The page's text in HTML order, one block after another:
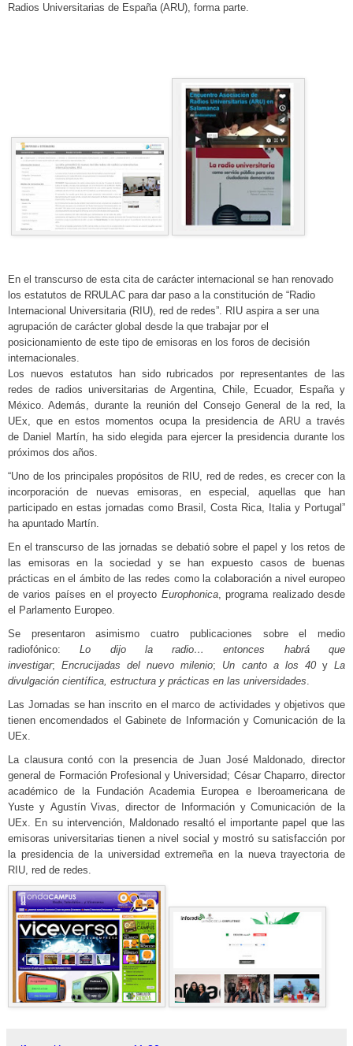
Radios Universitarias de España (ARU), forma parte.
En el transcurso de esta cita de carácter internacional se han renovado
los estatutos de RRULAC para dar paso a la constitución de “Radio
Internacional Universitaria (RIU), red de redes”. RIU aspira a ser una
agrupación de carácter global desde la que trabajar por el
posicionamiento de este tipo de emisoras en los foros de decisión
internacionales.
Los nuevos estatutos han sido rubricados por representantes de las
redes de radios universitarias de Argentina, Chile, Ecuador, España y
México. Además, durante la reunión del Consejo General de la red, la
UEx, que en estos momentos ocupa la presidencia de ARU a través
de Daniel Martín, ha sido elegida para ejercer la presidencia durante los
próximos dos años.
“Uno de los principales propósitos de RIU, red de redes, es crecer con la
incorporación de nuevas emisoras, en especial, aquellas que han
participado en estas jornadas como Brasil, Costa Rica, Italia y Portugal”
ha apuntado Martín.
En el transcurso de las jornadas se debatió sobre el papel y los retos de
las emisoras en la sociedad y se han expuesto casos de buenas
prácticas en el ámbito de las redes como la colaboración a nivel europeo
de varios países en el proyecto Europhonica, programa realizado desde
el Parlamento Europeo.
Se presentaron asimismo cuatro publicaciones sobre el medio
radiofónico:Lo dijo la radio… entonces habrá que
investigar;Encrucijadas del nuevo milenio; Un canto a los 40yLa
divulgación científica, estructura y prácticas en las universidades
Las Jornadas se han inscrito en el marco de actividades y objetivos que
tienen encomendados el Gabinete de Información y Comunicación de la
UEx.
La clausura contó con la presencia de Juan José Maldonado, director
general de Formación Profesional y Universidad; César Chaparro, director
académico de la Fundación Academia Europea e Iberoamericana de
Yuste y Agustín Vivas, director de Información y Comunicación de la
UEx. En su intervención, Maldonado resaltó el importante papel que las
emisoras universitarias tienen a nivel social y mostró su satisfacción por
la presidencia de la universidad extremeña en la nueva trayectoria de
RIU, red de redes.